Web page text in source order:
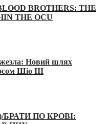
BROTHERS: THE
THE OCU
жезла: Новий шлях
Шіо III
ПО КРОВІ: